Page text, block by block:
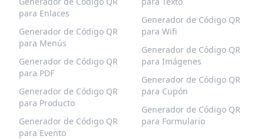
para Enlaces
Generador de Código QR
para Menús
Generador de Código QR
para PDF
Generador de Código QR
para Producto
Generador de Código QR
para Evento
Generador de Código QR
para Wifi
Generador de Código QR
para Imágenes
Generador de Código QR
para Cupón
Generador de Código QR
para Formulario